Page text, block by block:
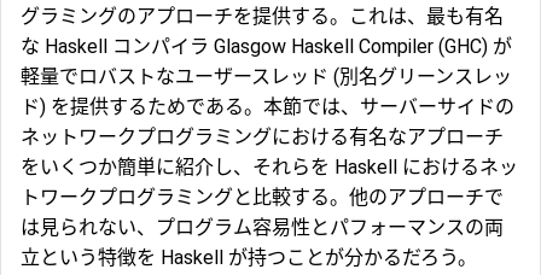
グラミングのアプローチを提供する。これは、最も有名
な Haskell コンパイラ Glasgow Haskell Compiler (GHC) が
軽量でロバストなユーザースレッド (別名グリーンスレッ
ド) を提供するためである。本節では、サーバーサイドの
ネットワークプログラミングにおける有名なアプローチ
をいくつか簡単に紹介し、それらを Haskell におけるネッ
トワークプログラミングと比較する。他のアプローチで
は見られない、プログラム容易性とパフォーマンスの両
立という特徴を Haskell が持つことが分かるだろう。